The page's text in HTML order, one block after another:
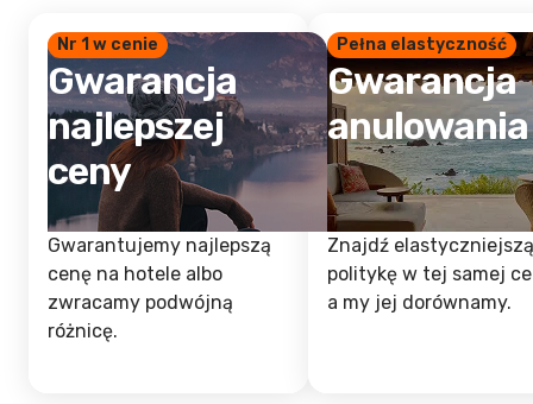
Nr 1 w cenie
Gwarancja
najlepszej
ceny
Gwarantujemy najlepszą
cenę na hotele albo
zwracamy podwójną
różnicę.
Pełna elastyczność
Gwarancja
anulowania
Znajdź elastyczniejszą
politykę w tej samej
a my jej dorównamy.